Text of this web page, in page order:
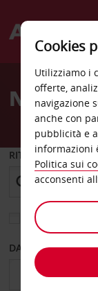
Welcome
Avis
RITIRO DA
Scegli una
DAL GIORNO
Cookies
Utilizziamo i
offerte,
navigazione
anche con
pubblicità e
informazioni
Politica sui
acconsenti